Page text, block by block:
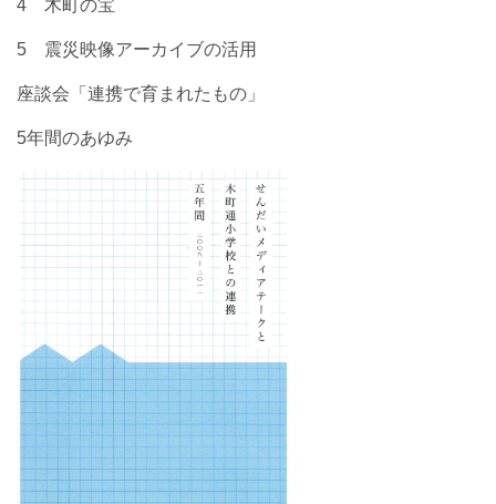
4 木町の宝
5 震災映像アーカイブの活用
座談会「連携で育まれたもの」
5年間のあゆみ